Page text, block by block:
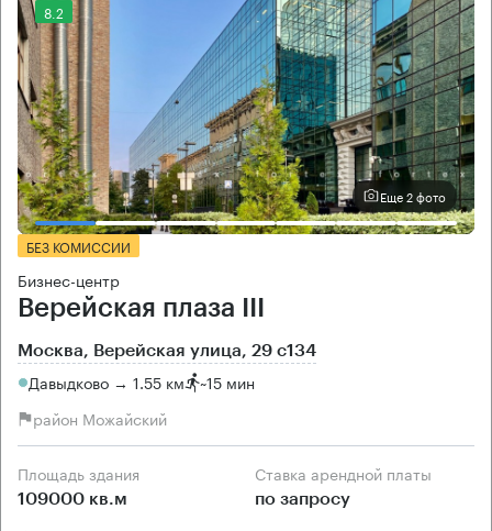
8.2
Еще 2 фото
БЕЗ КОМИССИИ
Бизнес-центр
Верейская плаза III
Москва, Верейская улица, 29 с134
Давыдково → 1.55 км ~15 мин
район Можайский
Площадь здания
109000 кв.м
Ставка арендной платы
по запросу